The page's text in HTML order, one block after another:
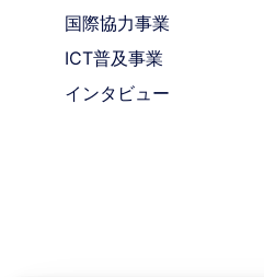
国際協力事業
ICT普及事業
インタビュー